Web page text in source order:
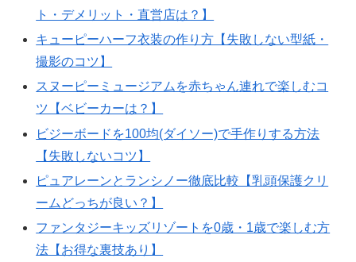
ト・デメリット・直営店は？】
キューピーハーフ衣装の作り方【失敗しない型紙・
撮影のコツ】
スヌーピーミュージアムを赤ちゃん連れで楽しむコ
ツ【ベビーカーは？】
ビジーボードを100均(ダイソー)で手作りする方法
【失敗しないコツ】
ピュアレーンとランシノー徹底比較【乳頭保護クリ
ームどっちが良い？】
ファンタジーキッズリゾートを0歳・1歳で楽しむ方
法【お得な裏技あり】